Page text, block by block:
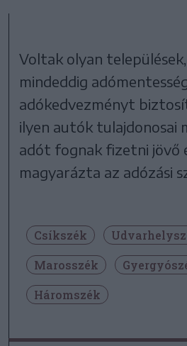
Voltak olyan
mindeddig
adókedvezményt
ilyen autók tulajdonosai
adót fognak fizetni jövő
magyarázta az adózási
Csíkszék
Marosszék
Háromszék